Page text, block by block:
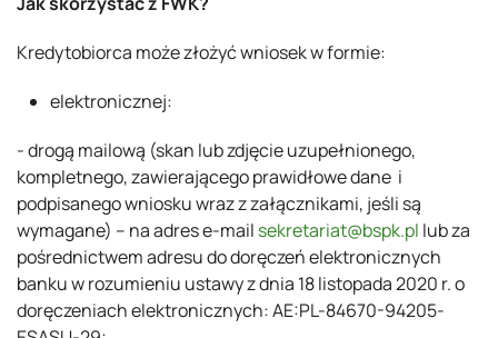
Kredytobiorca może złożyć wniosek w formie:
elektronicznej:
- drogą mailową (skan lub zdjęcie uzupełnionego,
kompletnego, zawierającego prawidłowe dane i
podpisanego wniosku wraz z załącznikami, jeśli są
wymagane) – na adres e-mail sekretariat@bspk.pl lub za
pośrednictwem adresu do doręczeń elektronicznych
banku w rozumieniu ustawy z dnia 18 listopada 2020 r. o
doręczeniach elektronicznych: AE:PL-84670-94205-